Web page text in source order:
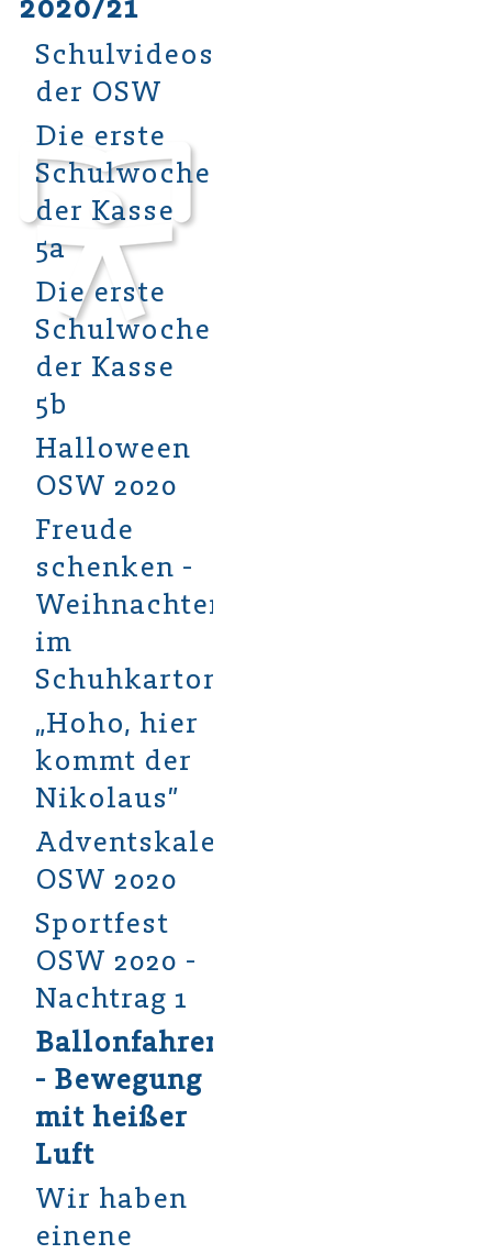
Schulvideos
der OSW
Die erste
Schulwoche
der Kasse
5a
Die erste
Schulwoche
der Kasse
5b
Halloween
OSW 2020
Freude
schenken -
Weihnachten
im
Schuhkarton
„Hoho, hier
kommt der
Nikolaus”
Adventskalender
OSW 2020
Sportfest
OSW 2020 -
Nachtrag 1
Ballonfahren
- Bewegung
mit heißer
Luft
Wir haben
einene